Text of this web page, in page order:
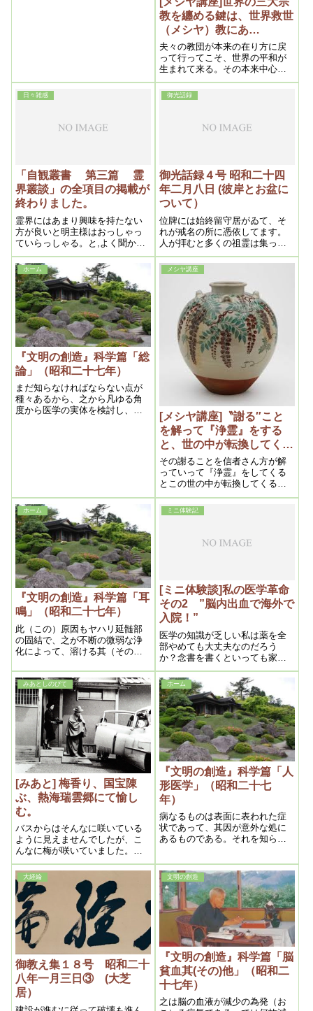
つて明るく生きたいと思ふ。
教を纏める鍵は、世界救世
（メシヤ）教にあ
り・・・ 2016年3月
⑥（私達の学び目からウロ
コの内容より）
夫々の教団が本来の在り方に戻
って行ってこそ、世界の平和が
生まれて来る。その本来中心に
なるのが、メシヤ様の教えを持
っている世界救世（メシヤ）教
であらねばならないのですけ
い）教が未だ世界救世（きゅう
で到達していない
日々雑感
「自観叢書 第三篇 霊
界叢談」の全項目の掲載が
終わりました。
霊界にはあまり興味を持たない
方が良いと明主様はおっしゃっ
ていらっしゃる。と,よく聞かさ
れていたのであまり興味を持た
ないようにしていました。 と
ころが、ここ１、２年のうちに
鮮やかな霊的救いを目の当たり
にすることになり・・・
御光話録
御光話録４号 昭和二十四
年二月八日 (彼岸とお盆に
ついて）
位牌には始終留守居がゐて、そ
れが戒名の所に憑依してます。
人が拝むと多くの祖霊は集って
来るのです。又臨時に拝む時は
留守居がそれを受けます。又何
か御供へして鐘を叩くと運ぶ役
目の霊が出て来てその物の霊気
を祖霊の所へ持って行って配る
ホーム
『文明の創造』科学篇「総
論」（昭和二十七年）
まだ知らなければならない点が
種々あるから、之から凡ゆる角
度から医学の実体を検討し、解
メシヤ講座
[メシヤ講座]〝謝る″こと
を解って『浄霊』をする
と、世の中が転換してく
る。2015年4月⑧ (私達の
学び目からウロコの内容)
その謝ることを信者さん方が解
っていって『浄霊』をしてくる
とこの世の中が転換してくるの
です。わからないでただ漫然と
「浄霊すると楽になるわ」とい
うだけの信仰をしていますと天
ホーム
『文明の創造』科学篇「耳
鳴」（昭和二十七年）
此（この）原因もヤハリ延髄部
の固結で、之が不断の微弱な浄
化によって、溶ける其（その）
ミニ体験記
[ミニ体験談]私の医学革命
その2 ”脳内出血で海外で
入院！”
医学の知識が乏しい私は薬を全
部やめても大丈夫なのだろう
か？念書を書くといっても家族
を説得できるだろうか？と。目
の前に立ちはだかる医学の壁
が、気が遠くなるほど高く厚く
思えていました。
みあとしのびて
[みあと] 梅香り、国宝陳
ぶ、熱海瑞雲郷にて愉し
む。
バスからはそんなに咲いている
ように見えませんでしたが、こ
んなに梅が咲いていました。ま
だまだ３月初めまでは楽しめる
と思うので、機会がありました
ら是非、メシヤ様のお造りにな
られた梅園に足を運んで下さ
い。
ホーム
『文明の創造』科学篇「人
形医学」（昭和二十七
年）
病なるものは表面に表われた症
状であって、其因が意外な処に
あるものである。それを知らな
は治るものと解釈しているの
で、真の医術ではないのであ
る。それは全く人間は綜合体で
あるという事の認識がないから
である
大経綸
御教え集１８号 昭和二十
八年一月三日③ (大芝
居）
文明の創造
『文明の創造』科学篇「脳
貧血其(その)他」（昭和二
十七年）
之は脳の血液が減少の為発（お